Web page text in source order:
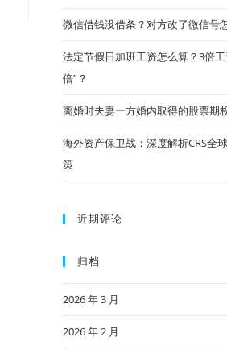
微信借钱没借条？对方改了微信号
法定节假日加班工资怎么算？3倍工
倍”？
离婚时夫妻一方婚内取得的股票期
海外资产保卫战：深度解析CRS全
策
近期评论
归档
2026 年 3 月
2026 年 2 月